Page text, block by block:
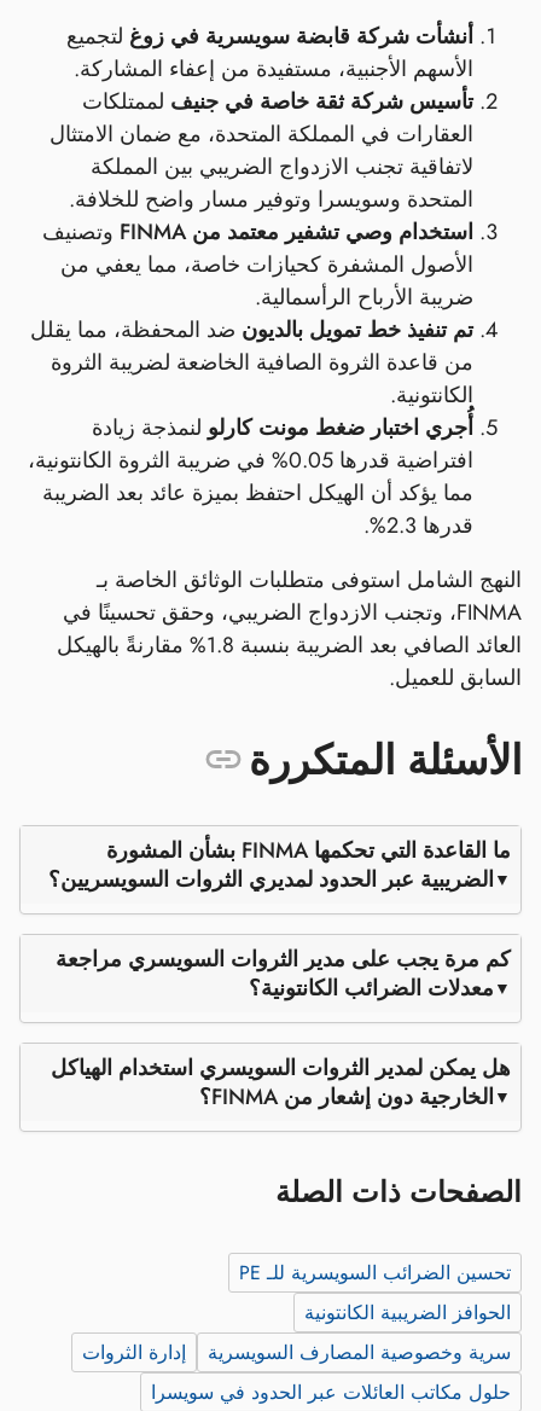
أنشأت شركة قابضة سويسرية في زوغ لتجميع
الأسهم الأجنبية، مستفيدة من إعفاء المشاركة.
تأسيس شركة ثقة خاصة في جنيف لممتلكات
العقارات في المملكة المتحدة، مع ضمان الامتثال
لاتفاقية تجنب الازدواج الضريبي بين المملكة
المتحدة وسويسرا وتوفير مسار واضح للخلافة.
استخدام وصي تشفير معتمد من FINMA
وتصنيف
الأصول المشفرة كحيازات خاصة، مما يعفي من
ضريبة الأرباح الرأسمالية.
تم تنفيذ خط تمويل بالديون ضد المحفظة، مما يقلل
من قاعدة الثروة الصافية الخاضعة لضريبة الثروة
الكانتونية.
أُجري اختبار ضغط مونت كارلو لنمذجة زيادة
افتراضية قدرها 0.05% في ضريبة الثروة الكانتونية،
مما يؤكد أن الهيكل احتفظ بميزة عائد بعد الضريبة
قدرها 2.3%.
النهج الشامل استوفى متطلبات الوثائق الخاصة بـ
FINMA، وتجنب الازدواج الضريبي، وحقق تحسينًا في
العائد الصافي بعد الضريبة بنسبة 1.8% مقارنةً بالهيكل
السابق للعميل.
الأسئلة المتكررة
ما القاعدة التي تحكمها FINMA بشأن المشورة
الضريبية عبر الحدود لمديري الثروات السويسريين؟
كم مرة يجب على مدير الثروات السويسري مراجعة
معدلات الضرائب الكانتونية؟
هل يمكن لمدير الثروات السويسري استخدام الهياكل
الخارجية دون إشعار من FINMA؟
الصفحات ذات الصلة
تحسين الضرائب السويسرية للـ PE
الحوافز الضريبية الكانتونية
سرية وخصوصية المصارف السويسرية
إدارة الثروات
حلول مكاتب العائلات عبر الحدود في سويسرا